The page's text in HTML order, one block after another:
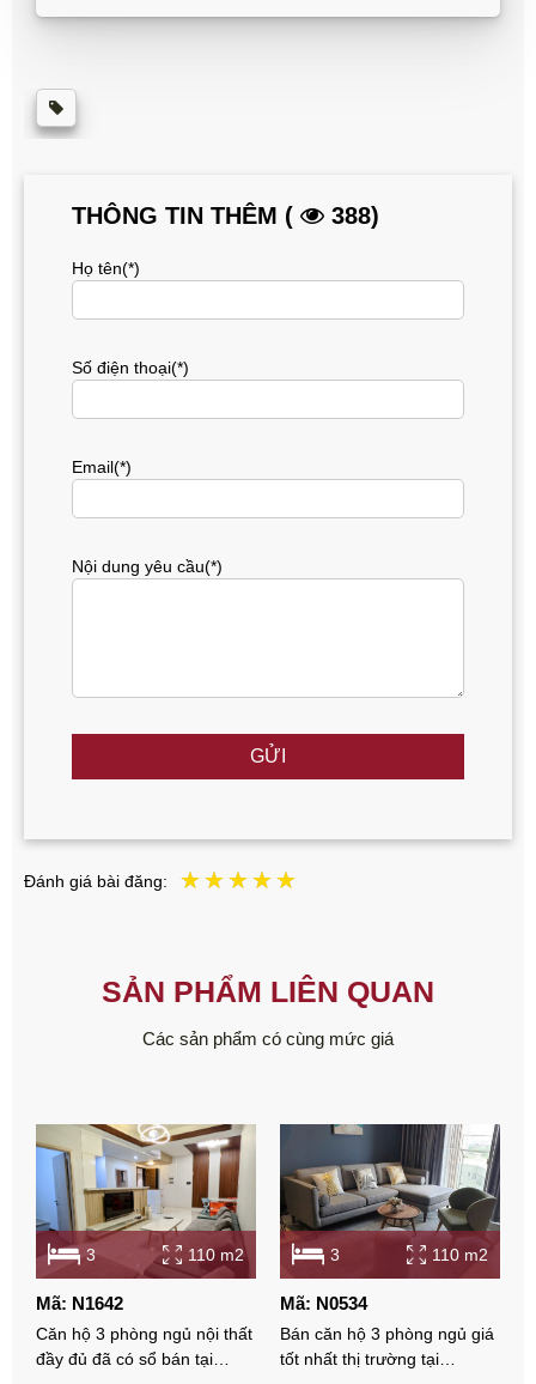
THÔNG TIN THÊM ( 388)
Họ tên(*)
Số điện thoại(*)
Email(*)
Nội dung yêu cầu(*)
GỬI
Đánh giá bài đăng:
SẢN PHẨM LIÊN QUAN
Các sản phẩm có cùng mức giá
3 110 m2
Mã: N1642
Căn hộ 3 phòng ngủ nội thất
đầy đủ đã có sổ bán tại
3 110 m2
Mã: N0534
Bán căn hộ 3 phòng ngủ giá
tốt nhất thị trường tại